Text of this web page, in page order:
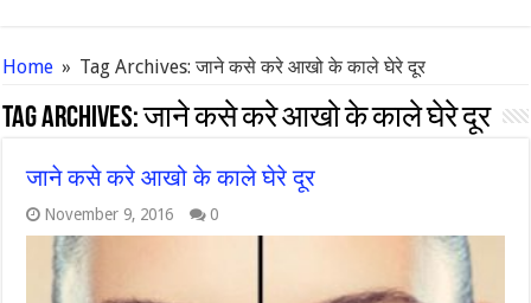
Home » Tag Archives: जाने कसे करे आखो के काले घेरे दूर
Tag Archives:जाने कसे करे आखो के काले घेरे दूर
जाने कसे करे आखो के काले घेरे दूर
November 9, 2016 0